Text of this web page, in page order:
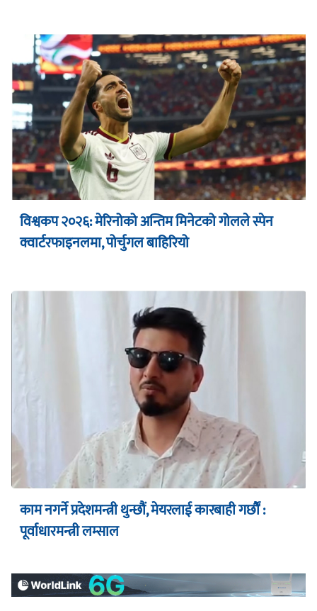
विश्वकप २०२६: मेरिनोको अन्तिम मिनेटको गोलले स्पेन
क्वार्टरफाइनलमा, पोर्चुगल बाहिरियो
काम नगर्ने प्रदेशमन्त्री थुन्छौं, मेयरलाई कारबाही गर्छौं :
पूर्वाधारमन्त्री लम्साल